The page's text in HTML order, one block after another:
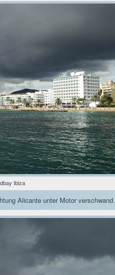
Ibiza
Alicante unter Motor verschwand.